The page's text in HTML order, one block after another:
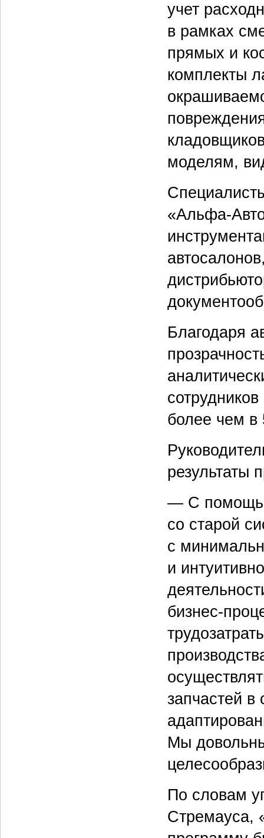
учет
в рамках
прямых и
комплекты
моделям,
«Альфа-
Благодаря
более чем в
результаты
— С
со старой
с
и
бизнес-
запчастей
Мы
По словам
Стремауса,